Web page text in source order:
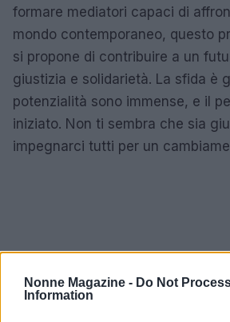
Nonne Magazine - Do Not
Information
formare mediatori capaci di
mondo contemporaneo, questo
si propone di contribuire a un
giustizia e solidarietà. La sfida è
potenzialità sono immense, e il
iniziato. Non ti sembra che sia
impegnarci tutti per un